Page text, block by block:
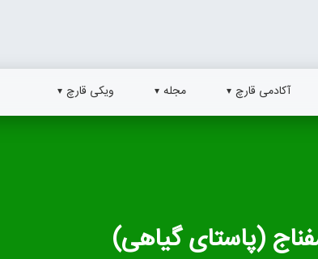
آکادمی قارچ مجله ویکی قارچ
(پاستای گیاهی)